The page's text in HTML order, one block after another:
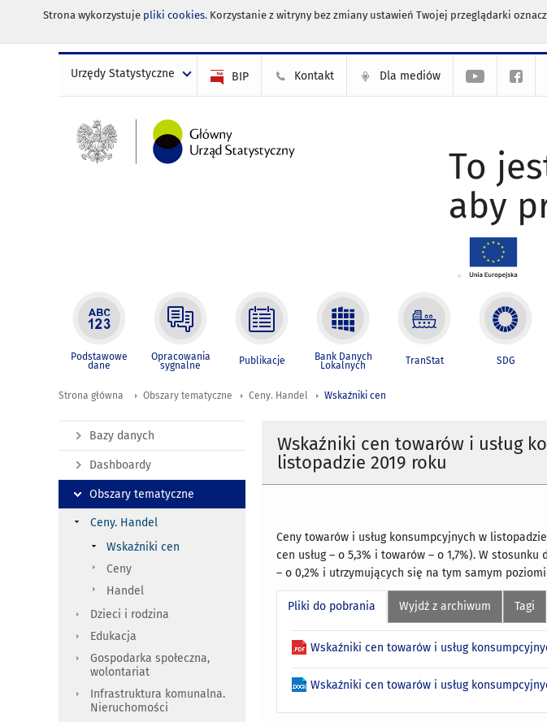
Strona wykorzystuje pliki cookies. Korzystanie z witryny bez zmiany ustawień Twojej przeglądarki
Urzędy Statystyczne BIP Kontakt Dla mediów
To
aby
Podstawowe
dane
Opracowania
sygnalne Publikacje Bank Danych
Lokalnych TranStat SDG
Strona główna Obszary tematyczne Ceny. Handel Wskaźniki cen
Wskaźniki cen towarów i usług
listopadzie 2019 roku
Ceny towarów i usług konsumpcyjnych w
cen usług – o 5,3% i towarów – o 1,7%). W
– o 0,2% i utrzymujących się na tym samym
Pliki do pobrania Wyjdź z archiwum Tagi
Wskaźniki cen towarów i usług
Wskaźniki cen towarów i usług
Bazy danych
Dashboardy
Obszary tematyczne
Ceny. Handel
Wskaźniki cen
Ceny
Handel
Dzieci i rodzina
Edukacja
Gospodarka społeczna,
wolontariat
Infrastruktura komunalna.
Nieruchomości